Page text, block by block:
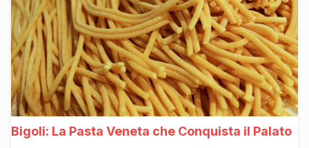
Bigoli: La Pasta Veneta che Conquista il Palato